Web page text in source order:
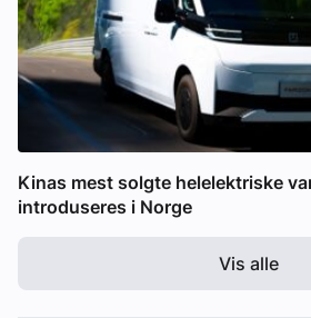
Kinas mest solgte helelektriske
introduseres i Norge
Vis alle